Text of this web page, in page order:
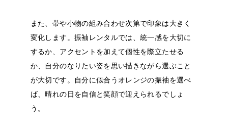
また、帯や小物の組み合わせ次第で印象は大きく
変化します。振袖レンタルでは、統一感を大切に
するか、アクセントを加えて個性を際立たせる
か、自分のなりたい姿を思い描きながら選ぶこと
が大切です。自分に似合うオレンジの振袖を選べ
ば、晴れの日を自信と笑顔で迎えられるでしょ
う。